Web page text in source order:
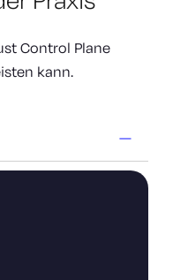
Control Plane
kann.